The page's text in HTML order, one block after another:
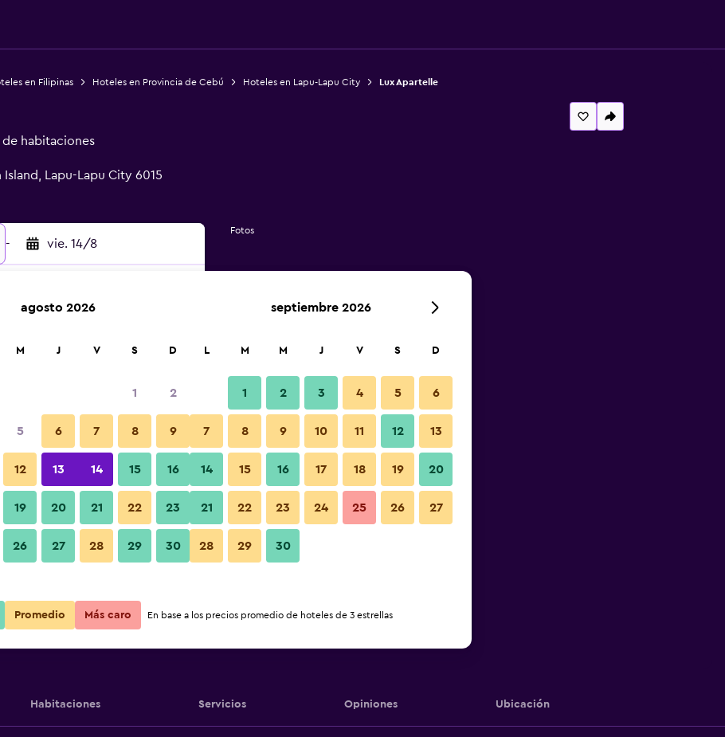
en Filipinas Hoteles en Provincia de Cebú Hoteles en Lapu-Lapu City Lux Apartelle
habitaciones
Lapu-Lapu City 6015
- vie. 14/8
Ver precios
Ver precios
Fotos
Habitaciones Servicios Opiniones Ubicación
agosto 2026
M J V S D
1 2
5 6 7 8 9
12 13 14 15 16
19 20 21 22 23
26 27 28 29 30
septiembre 2026
L M M J V S D
1 2 3 4 5 6
7 8 9 10 11 12 13
14 15 16 17 18 19 20
21 22 23 24 25 26 27
28 29 30
Promedio Más caro En base a los precios promedio de hoteles de 3 estrellas